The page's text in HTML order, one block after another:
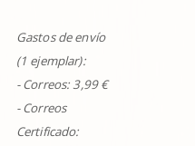
Gastos de envío
(1 ejemplar):
- Correos:3,99€
- Correos
Certificado: